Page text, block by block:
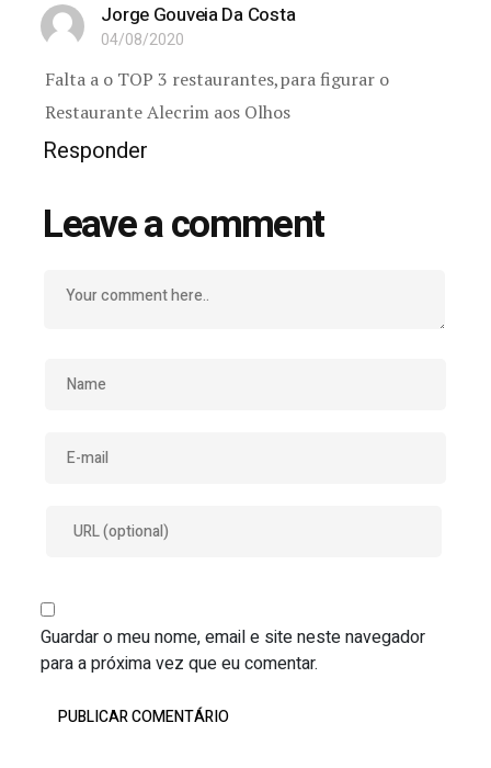
Jorge Gouveia Da Costa
04/08/2020
Falta a o TOP 3 restaurantes,para figurar o
Restaurante Alecrim aos Olhos
Responder
Leave a comment
Guardar o meu nome, email e site neste navegador
para a próxima vez que eu comentar.